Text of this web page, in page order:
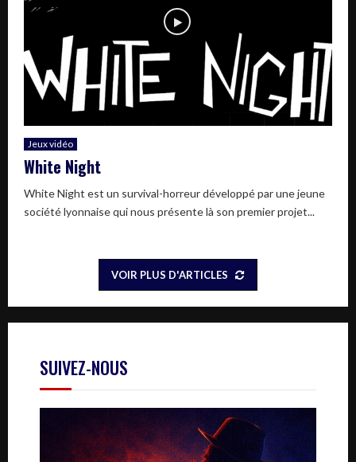
Jeux vidéo
White Night
White Night est un survival-horreur développé par une jeune
société lyonnaise qui nous présente là son premier projet...
VOIR PLUS D'ARTICLES
SUIVEZ-NOUS